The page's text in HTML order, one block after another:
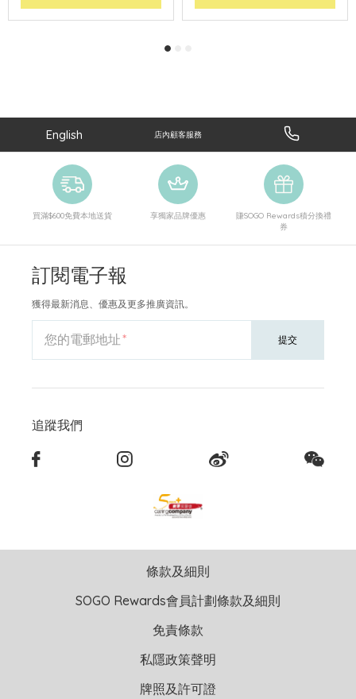
English 店內顧客服務
買滿$600免費本地送貨 享獨家品牌優惠
賺SOGO Rewards積分換禮
券
訂閱電子報
獲得最新消息、優惠及更多推廣資訊。
您的電郵地址 提交
追蹤我們
條款及細則
SOGO Rewards會員計劃條款及細則
免責條款
私隱政策聲明
牌照及許可證